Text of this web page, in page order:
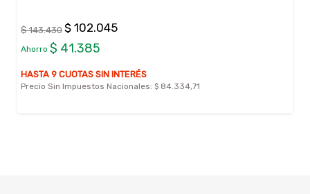
$ 143.430 $ 102.045
Ahorro $ 41.385
HASTA 9 CUOTAS SIN INTERÉS
Precio Sin Impuestos Nacionales: $ 84.334,71